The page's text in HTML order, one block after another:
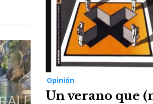
Opinión
Un verano que